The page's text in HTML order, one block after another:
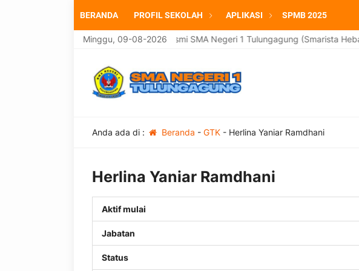
BERANDA PROFIL SEKOLAH APLIKASI SPMB 2025
Minggu, 09-08-2026
Selamat datang di website resmi SMA Negeri 1 Tulungagung (Smarista Hebat)
Anda ada di : Beranda - GTK- Herlina Yaniar Ramdhani
Herlina Yaniar Ramdhani
Aktif mulai
Jabatan
Status